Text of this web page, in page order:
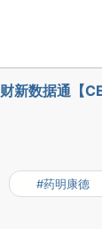
财新数据通【
#药明康德